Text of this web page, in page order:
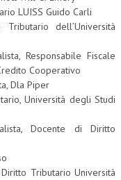
LUISS Guido Carli
dell’Università
Responsabile Fiscale
Cooperativo
Dla Piper
Università degli Studi
Docente di Diritto
Tributario Università